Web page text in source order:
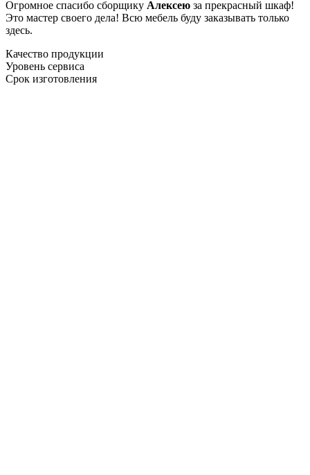
Огромное спасибо сборщику Алексею за прекрасный шкаф!
Это мастер своего дела! Всю мебель буду заказывать только
здесь.
Качество продукции
Уровень сервиса
Срок изготовления